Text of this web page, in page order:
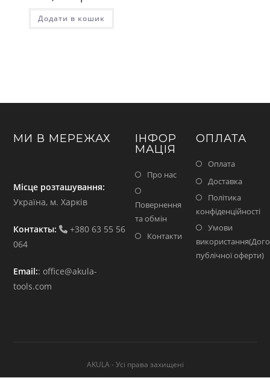
Додати в кошик
МИ В МЕРЕЖАХ
Місце розташування:
Україна, м. Харків
Контакты:
+380 63 55 56
064
Email::office@akula-
tools.com
ІНФОР
МАЦІЯ
Про нас
Повернення
та обмін
Контакти
ОПЛАТА
Оплата
Доставка
Політика
конфіденційності
Умови
публічної оферти)
AKULA - Усі права захищені